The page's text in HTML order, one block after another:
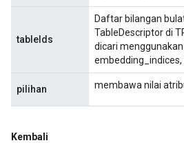
tableIds
Daftar bilangan
TableDescriptor di
dicari
pilihan membawa nilai
Kembali